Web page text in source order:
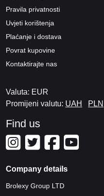
Pravila privatnosti
Uvjeti korištenja
Plaćanje i dostava
Povrat kupovine
Kontaktirajte nas
Valuta: EUR
Promijeni valutu: UAH PLN
Find us
Company details
Brolexy Group LTD